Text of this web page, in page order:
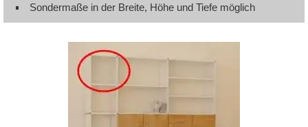
Son­der­ma­ße in der Brei­te, Hö­he und Tie­fe mög­lich